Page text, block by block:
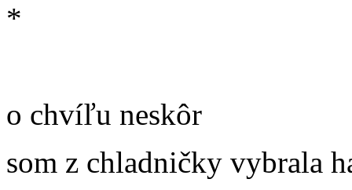
*
o chvíľu neskôr
som z chladničky vybrala